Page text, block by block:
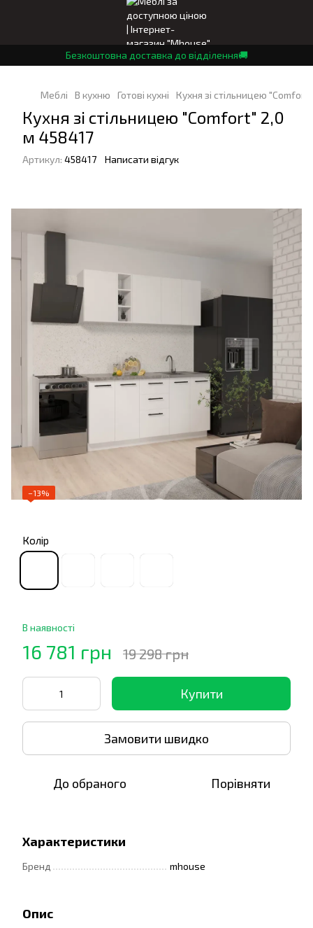
Безкоштовна доставка до відділення🚚
Меблі В кухню Готові кухні Кухня зі стільницею
Кухня зі стільницею "Comfort" 2,0
м 458417
Артикул: 458417 Написати відгук
−13%
Колір
В наявності
16 781 грн 19 298 грн
Купити
Замовити швидко
До обраного Порівняти
Характеристики
Бренд mhouse
Опис